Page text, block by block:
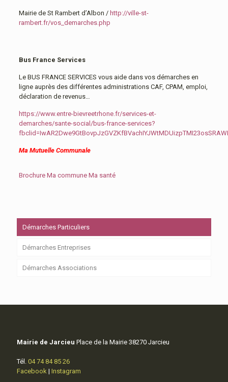
Mairie de St Rambert d’Albon / http://ville-st-
rambert.fr/vos_demarches.php
Bus France Services
Le BUS FRANCE SERVICES vous aide dans vos démarches en
ligne auprès des différentes administrations CAF, CPAM, emploi,
déclaration de revenus…
https://www.entre-bievreetrhone.fr/services-et-
demarches/sante-social/bus-france-services?
Ma Mutuelle Communale
Brochure Ma commune Ma santé
Démarches Particuliers
Démarches Entreprises
Démarches Associations
Mairie de Jarcieu Place de la Mairie 38270 Jarcieu
Tél. 04 74 84 85 26
Facebook | Instagram